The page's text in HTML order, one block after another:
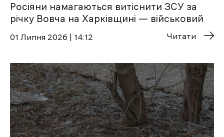
Росіяни намагаються витіснити ЗСУ за
річку Вовча на Харківщині — військовий
01 Липня 2026 | 14:12 Читати